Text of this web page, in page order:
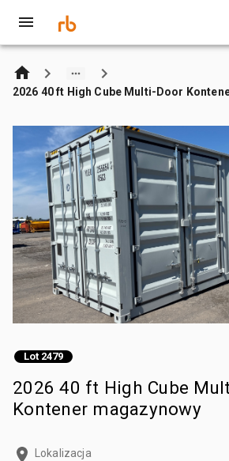
2026 40 ft High Cube Multi-Door
Lot 2479
2026 40 ft High Cube
Kontener magazynowy
Lokalizacja